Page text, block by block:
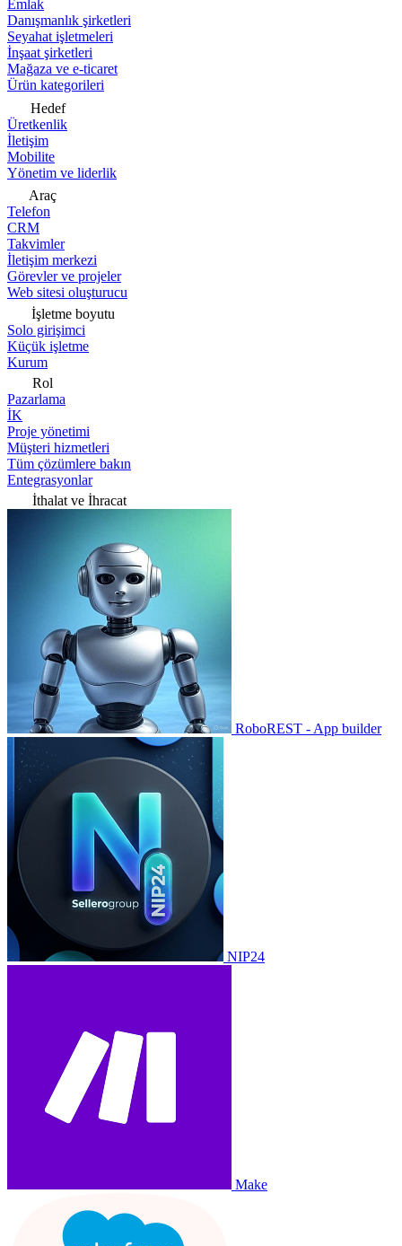
Emlak
Danışmanlık şirketleri
Seyahat işletmeleri
İnşaat şirketleri
Mağaza ve e-ticaret
Ürün kategorileri
Hedef
Üretkenlik
İletişim
Mobilite
Yönetim ve liderlik
Araç
Telefon
CRM
Takvimler
İletişim merkezi
Görevler ve projeler
Web sitesi oluşturucu
İşletme boyutu
Solo girişimci
Küçük işletme
Kurum
Rol
Pazarlama
İK
Proje yönetimi
Müşteri hizmetleri
Tüm çözümlere bakın
Entegrasyonlar
İthalat ve İhracat
RoboREST - App builder
NIP24
Make